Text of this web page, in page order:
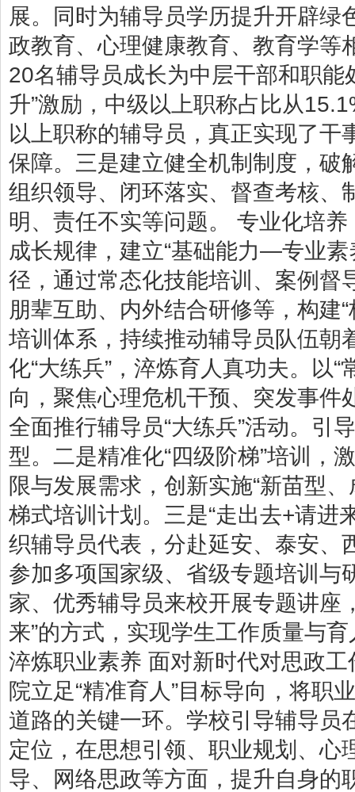
展。同时为辅导员学历提升开辟绿
政教育、心理健康教育、教育学等
20名辅导员成长为中层干部和职能
升”激励，中级以上职称占比从
以上职称的辅导员，真正实现了干
保障。三是建立健全机制制度，破
组织领导、闭环落实、督查考核、
明、责任不实等问题。 专业化培
成长规律，建立“基础能力—专业
径，通过常态化技能培训、案例督
朋辈互助、内外结合研修等，构建
培训体系，持续推动辅导员队伍朝
化“大练兵”，淬炼育人真功夫。以
向，聚焦心理危机干预、突发事件
全面推行辅导员“大练兵”活动。引
型。二是精准化“四级阶梯”培训，
限与发展需求，创新实施“新苗型
梯式培训计划。三是“走出去+请进
织辅导员代表，分赴延安、泰安、
参加多项国家级、省级专题培训与
家、优秀辅导员来校开展专题讲座
来”的方式，实现学生工作质量与
淬炼职业素养 面对新时代对思政
院立足“精准育人”目标导向，将职
道路的关键一环。学校引导辅导员
定位，在思想引领、职业规划、心
导、网络思政等方面，提升自身的